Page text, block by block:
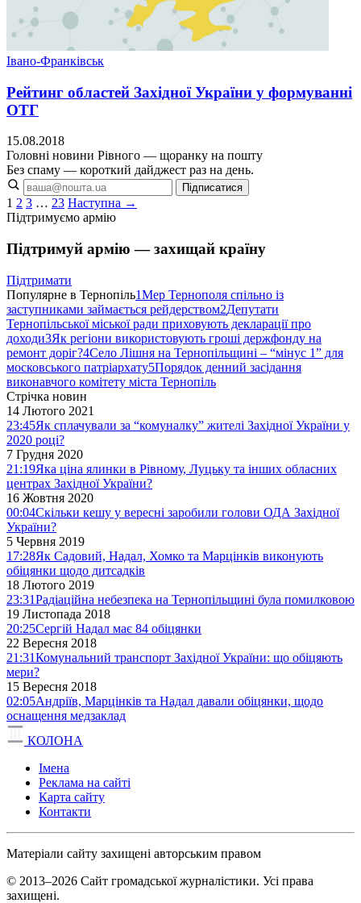
Івано-Франківськ
Рейтинг областей Західної України у формуванні
ОТГ
15.08.2018
Головні новини Рівного — щоранку на пошту
Без спаму — короткий дайджест раз на день.
Підписатися
1 2 3 … 23 Наступна →
Підтримуємо армію
Підтримуй армію — захищай країну
Підтримати
Популярне в Тернопіль1Мер Тернополя спільно із
заступниками займається рейдерством2Депутати
Тернопільської міської ради приховують декларації про
доходи3Як регіони використовують гроші держфонду на
ремонт доріг?4Село Лішня на Тернопільщині – “мінус 1” для
московського патріархату5Порядок денний засідання
виконавчого комітету міста Тернопіль
Стрічка новин
14 Лютого 2021
23:45Як сплачували за “комуналку” жителі Західної України у
2020 році?
7 Грудня 2020
21:19Яка ціна ялинки в Рівному, Луцьку та інших обласних
центрах Західної України?
16 Жовтня 2020
00:04Скільки кешу у вересні заробили голови ОДА Західної
України?
5 Червня 2019
17:28Як Садовий, Надал, Хомко та Марцінків виконують
обіцянки щодо дитсадків
18 Лютого 2019
23:31Радіаційна небезпека на Тернопільщині була помилковою
19 Листопада 2018
20:25Сергій Надал має 84 обіцянки
22 Вересня 2018
21:31Комунальний транспорт Західної України: що обіцяють
мери?
15 Вересня 2018
02:05Андріїв, Марцінків та Надал давали обіцянки, щодо
оснащення медзаклад
КОЛОНА
Імена
Реклама на сайті
Карта сайту
Контакти
Матеріали сайту захищені авторським правом
© 2013–2026 Сайт громадської журналістики. Усі права
захищені.